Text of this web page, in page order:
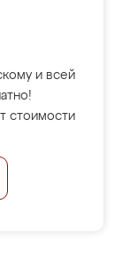
и всей
стоимости